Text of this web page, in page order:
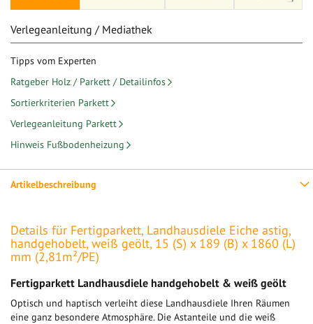
Artikelbeschreibung
Details für Fertigparkett, Landhausdiele Eiche astig,
handgehobelt, weiß geölt, 15 (S) x 189 (B) x 1860 (L)
mm (2,81m²/PE)
Fertigparkett Landhausdiele handgehobelt & weiß geölt
Optisch und haptisch verleiht diese Landhausdiele Ihren Räumen
eine ganz besondere Atmosphäre. Die Astanteile und die weiß
Verlegeanleitung / Mediathek
Tipps vom Experten
Ratgeber Holz / Parkett / Detailinfos
Sortierkriterien Parkett
Verlegeanleitung Parkett
Hinweis Fußbodenheizung